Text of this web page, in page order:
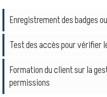
Enregistrement des badges
Test des accès pour vérifier
Formation du client sur la
permissions